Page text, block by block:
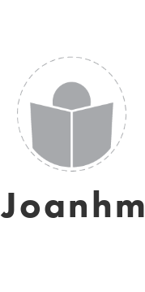
Joanhm